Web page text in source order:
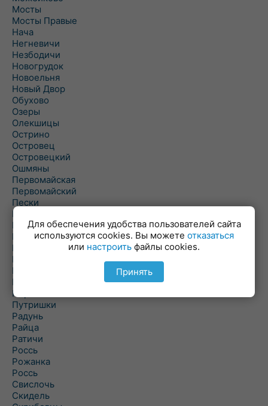
Мосты
Мосты Правые
Нача
Негневичи
Незбодичи
Новогрудок
Новоельня
Новый Двор
Обухово
Озеры
Олекшицы
Острино
Островец
Островецкий
Ошмяны
Первомайская
Первомайский
Пески
Петревичи
Погородно
Пограничный
Подлабенье
Подольцы
Подороск
Поречье
Порозово
Путришки
Радунь
Райца
Ратичи
Роcсь
Рожанка
Россь
Свислочь
Скидель
Для обеспечения удобства пользователей сайта
используются cookies. Вы можете отказаться
или настроить файлы cookies.
Принять